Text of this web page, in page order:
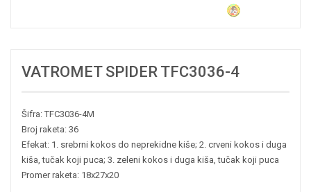
VATROMET SPIDER TFC3036-4
Šifra: TFC3036-4M
Broj raketa: 36
Efekat: 1. srebrni kokos do neprekidne kiše; 2. crveni kokos i duga
kiša, tučak koji puca; 3. zeleni kokos i duga kiša, tučak koji puca
Promer raketa: 18x27x20